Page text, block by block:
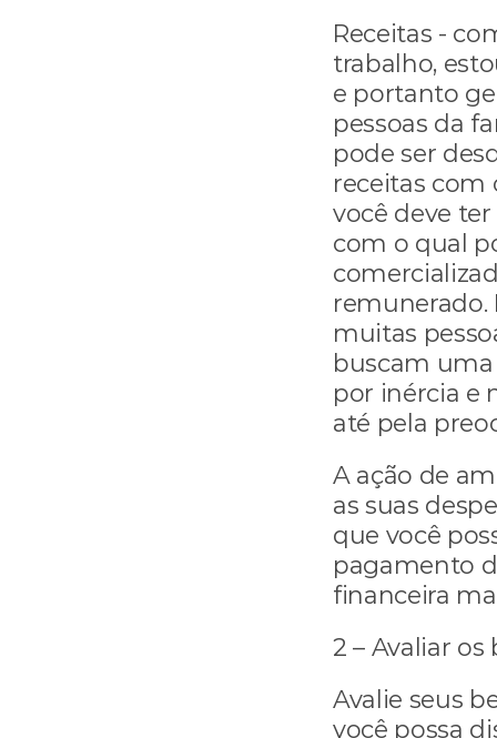
Receitas -
trabalho,
e portanto
pessoas da
pode ser
receitas com
você deve
com o qual
remunerado.
muitas
buscam
por inércia e
até pela
A ação de
as suas
que você
pagamento
financeira
2 – Avaliar
Avalie seus
você possa